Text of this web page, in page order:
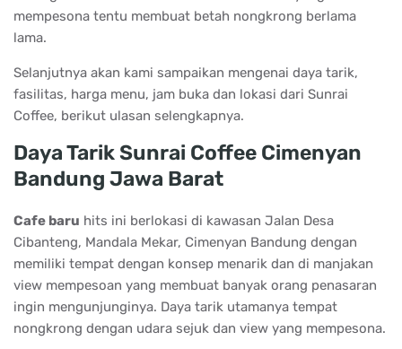
mempesona tentu membuat betah nongkrong berlama
lama.
Selanjutnya akan kami sampaikan mengenai daya tarik,
fasilitas, harga menu, jam buka dan lokasi dari Sunrai
Coffee, berikut ulasan selengkapnya.
Daya Tarik Sunrai Coffee Cimenyan
Bandung Jawa Barat
Cafe baru hits ini berlokasi di kawasan Jalan Desa
Cibanteng, Mandala Mekar, Cimenyan Bandung dengan
memiliki tempat dengan konsep menarik dan di manjakan
view mempesoan yang membuat banyak orang penasaran
ingin mengunjunginya. Daya tarik utamanya tempat
nongkrong dengan udara sejuk dan view yang mempesona.